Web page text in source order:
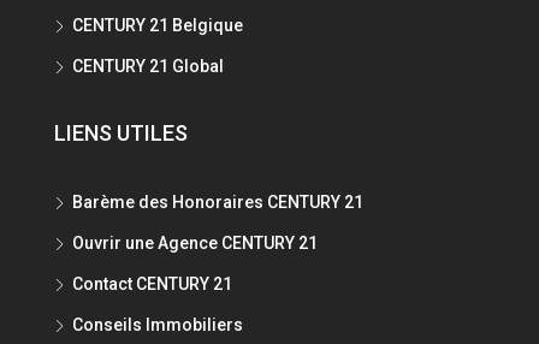
CENTURY 21 Belgique
CENTURY 21 Global
LIENS UTILES
Barème des Honoraires CENTURY 21
Ouvrir une Agence CENTURY 21
Contact CENTURY 21
Conseils Immobiliers